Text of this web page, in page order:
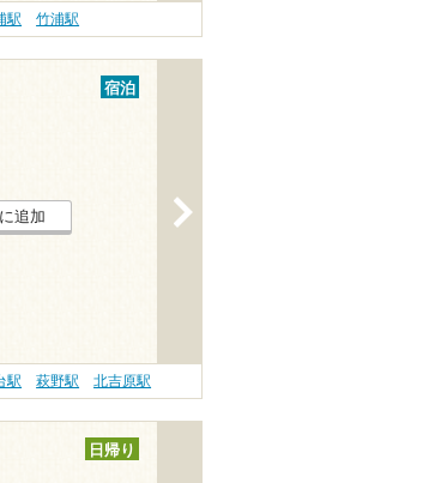
駅 竹浦駅
宿泊
追加
駅 萩野駅 北吉原駅
日帰り